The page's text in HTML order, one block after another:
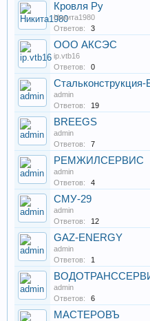
Кровля Ру
Никита1980
Ответов:
3
ООО АКСЭС
ip.vtb16
Ответов:
0
Стальконструкция-
admin
Ответов:
19
BREEGS
admin
Ответов:
7
РЕМЖИЛСЕРВИС
admin
Ответов:
4
СМУ-29
admin
Ответов:
12
GAZ-ENERGY
admin
Ответов:
1
admin
Ответов:
6
МАСТЕРОВЪ